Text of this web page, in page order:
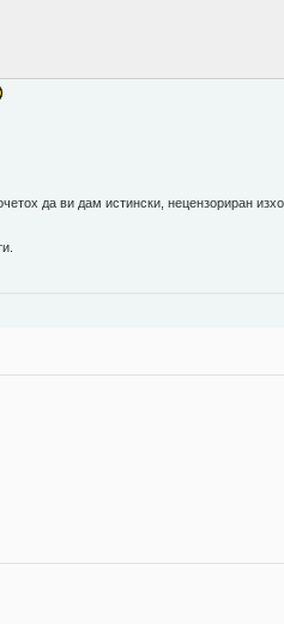
да ви дам истински, нецензориран